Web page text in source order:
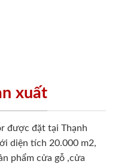
xuất
được đặt tại Thạnh
diện tích 20.000 m2,
phẩm cửa gỗ ,cửa